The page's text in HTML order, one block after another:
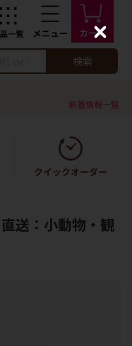
検索
新着情報一覧
送：小動物・観
C
l
s